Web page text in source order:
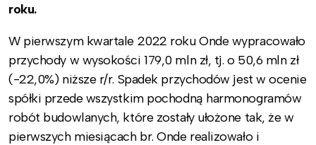
roku.
W pierwszym kwartale 2022 roku Onde wypracowało
przychody w wysokości 179,0 mln zł, tj. o 50,6 mln zł
(-22,0%) niższe r/r. Spadek przychodów jest w ocenie
spółki przede wszystkim pochodną harmonogramów
robót budowlanych, które zostały ułożone tak, że w
pierwszych miesiącach br. Onde realizowało i